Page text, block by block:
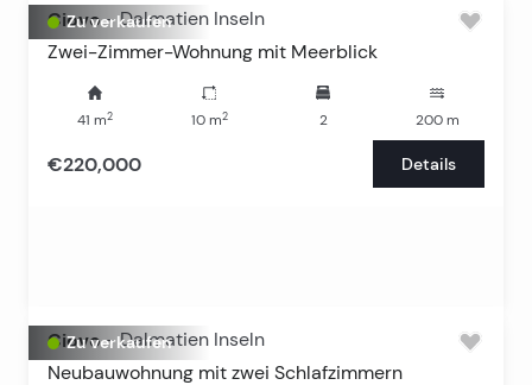
Zu verkaufen
Ciovo - Dalmatien Inseln
Zwei-Zimmer-Wohnung mit Meerblick
41 m2 10m2 2 200m
€220,000 Details
Zu verkaufen
Ciovo - Dalmatien Inseln
Neubauwohnung mit zwei Schlafzimmern